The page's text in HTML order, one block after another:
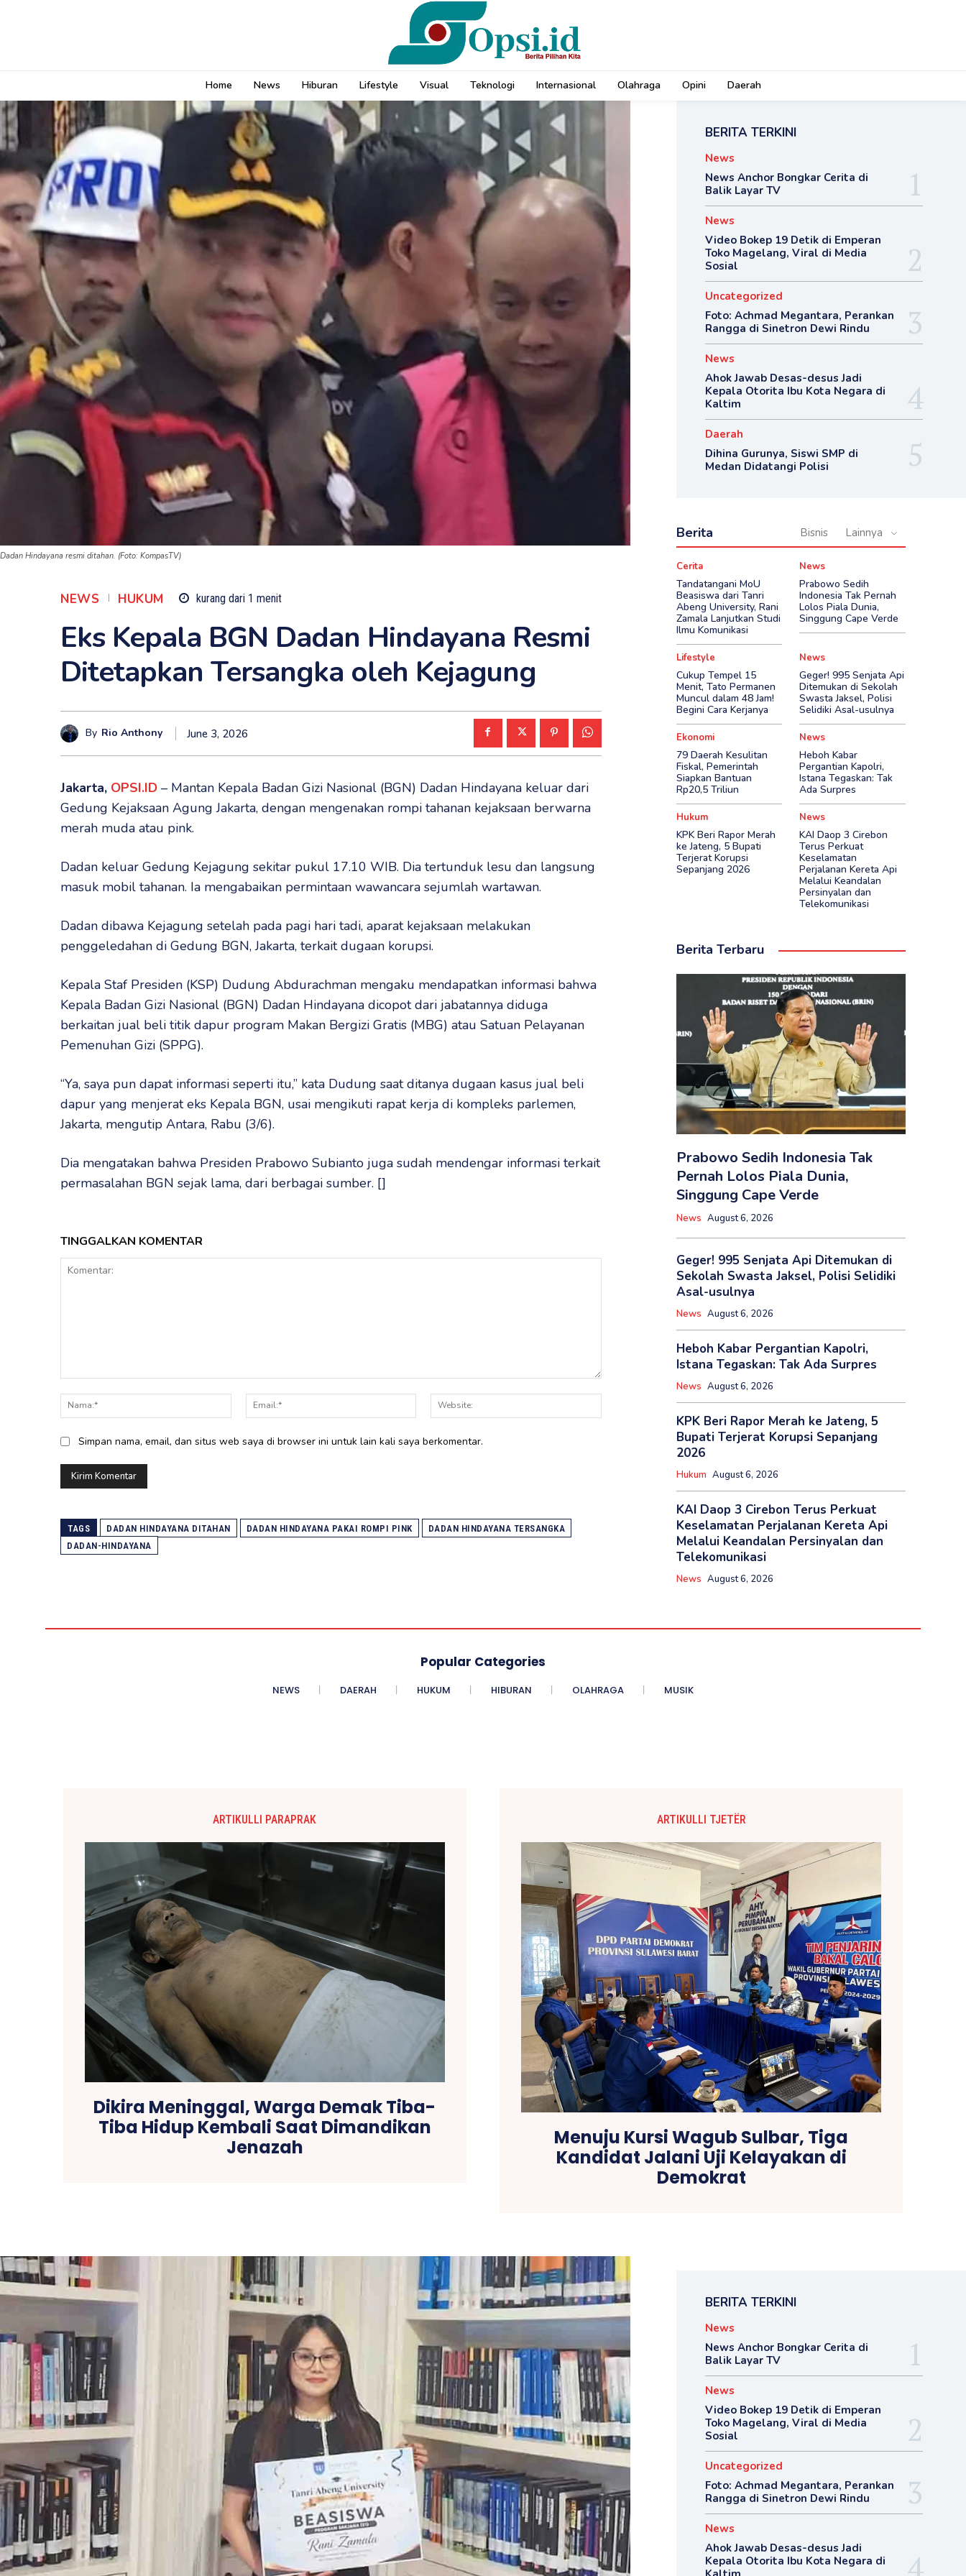
Home News Hiburan Lifestyle Visual Teknologi Internasional Olahraga Opini Daerah
Dadan Hindayana resmi ditahan. (Foto: KompasTV)
NEWS HUKUM kurang dari 1 menit
Eks Kepala BGN Dadan Hindayana Resmi
Ditetapkan Tersangka oleh Kejagung
By Rio Anthony June 3, 2026
Jakarta, OPSI.ID – Mantan Kepala Badan Gizi Nasional (BGN) Dadan Hindayana keluar dari
Gedung Kejaksaan Agung Jakarta, dengan mengenakan rompi tahanan kejaksaan berwarna
merah muda atau pink.
Dadan keluar Gedung Kejagung sekitar pukul 17.10 WIB. Dia tertunduk lesu dan langsung
masuk mobil tahanan. Ia mengabaikan permintaan wawancara sejumlah wartawan.
Dadan dibawa Kejagung setelah pada pagi hari tadi, aparat kejaksaan melakukan
penggeledahan di Gedung BGN, Jakarta, terkait dugaan korupsi.
Kepala Staf Presiden (KSP) Dudung Abdurachman mengaku mendapatkan informasi bahwa
Kepala Badan Gizi Nasional (BGN) Dadan Hindayana dicopot dari jabatannya diduga
berkaitan jual beli titik dapur program Makan Bergizi Gratis (MBG) atau Satuan Pelayanan
Pemenuhan Gizi (SPPG).
“Ya, saya pun dapat informasi seperti itu,” kata Dudung saat ditanya dugaan kasus jual beli
dapur yang menjerat eks Kepala BGN, usai mengikuti rapat kerja di kompleks parlemen,
Jakarta, mengutip Antara, Rabu (3/6).
Dia mengatakan bahwa Presiden Prabowo Subianto juga sudah mendengar informasi terkait
permasalahan BGN sejak lama, dari berbagai sumber. []
TINGGALKAN KOMENTAR
Nama:*
Email:*
Simpan nama, email, dan situs web saya di browser ini untuk lain kali saya berkomentar.
TAGS DADAN HINDAYANA DITAHAN DADAN HINDAYANA PAKAI ROMPI PINK
DADAN HINDAYANA TERSANGKA
DADAN-HINDAYANA
BERITA TERKINI
News
News Anchor Bongkar Cerita di
Balik Layar TV
News
Video Bokep 19 Detik di Emperan
Toko Magelang, Viral di Media
Sosial
Uncategorized
Foto: Achmad Megantara, Perankan
Rangga di Sinetron Dewi Rindu
News
Ahok Jawab Desas-desus Jadi
Kepala Otorita Ibu Kota Negara di
Kaltim
Daerah
Dihina Gurunya, Siswi SMP di
Medan Didatangi Polisi
Berita Bisnis Lainnya
Cerita
Tandatangani MoU
Beasiswa dari Tanri
Abeng University, Rani
Zamala Lanjutkan Studi
Ilmu Komunikasi
News
Prabowo Sedih
Indonesia Tak Pernah
Lolos Piala Dunia,
Singgung Cape Verde
Lifestyle
Cukup Tempel 15
Menit, Tato Permanen
Muncul dalam 48 Jam!
Begini Cara Kerjanya
News
Geger! 995 Senjata Api
Ditemukan di Sekolah
Swasta Jaksel, Polisi
Selidiki Asal-usulnya
Ekonomi
79 Daerah Kesulitan
Fiskal, Pemerintah
Siapkan Bantuan
Rp20,5 Triliun
News
Heboh Kabar
Pergantian Kapolri,
Istana Tegaskan: Tak
Ada Surpres
Hukum
KPK Beri Rapor Merah
ke Jateng, 5 Bupati
Terjerat Korupsi
Sepanjang 2026
News
KAI Daop 3 Cirebon
Terus Perkuat
Keselamatan
Perjalanan Kereta Api
Melalui Keandalan
Persinyalan dan
Telekomunikasi
Berita Terbaru
Prabowo Sedih Indonesia Tak
Pernah Lolos Piala Dunia,
Singgung Cape Verde
News August 6, 2026
Geger! 995 Senjata Api Ditemukan di
Sekolah Swasta Jaksel, Polisi Selidiki
Asal-usulnya
News August 6, 2026
Heboh Kabar Pergantian Kapolri,
Istana Tegaskan: Tak Ada Surpres
News August 6, 2026
KPK Beri Rapor Merah ke Jateng, 5
Bupati Terjerat Korupsi Sepanjang
2026
Hukum August 6, 2026
KAI Daop 3 Cirebon Terus Perkuat
Keselamatan Perjalanan Kereta Api
Melalui Keandalan Persinyalan dan
Telekomunikasi
News August 6, 2026
Popular Categories
NEWS DAERAH HUKUM HIBURAN OLAHRAGA MUSIK
ARTIKULLI PARAPRAK
Dikira Meninggal, Warga Demak Tiba-
Tiba Hidup Kembali Saat Dimandikan
Jenazah
ARTIKULLI TJETËR
Menuju Kursi Wagub Sulbar, Tiga
Kandidat Jalani Uji Kelayakan di
Demokrat